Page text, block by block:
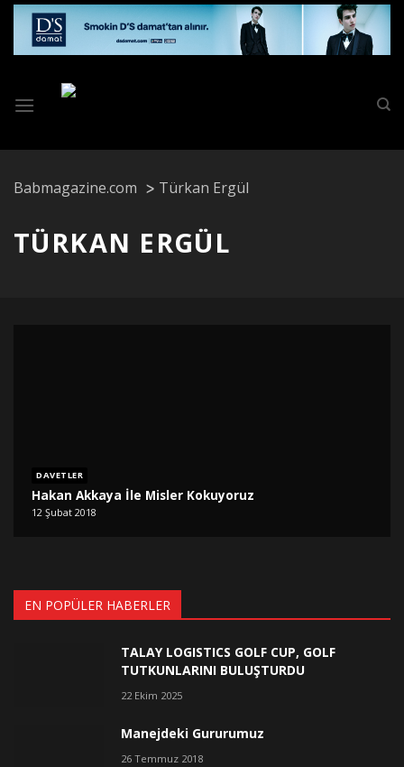
Skip
content
Babmagazine.com Türkan Ergül
TÜRKAN ERGÜL
DAVETLER
Hakan Akkaya İle Misler Kokuyoruz
12 Şubat 2018
EN POPÜLER HABERLER
TALAY LOGISTICS GOLF CUP, GOLF
TUTKUNLARINI BULUŞTURDU
22 Ekim 2025
Manejdeki Gururumuz
26 Temmuz 2018